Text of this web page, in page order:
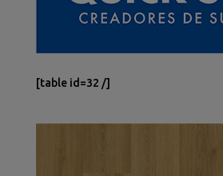
[table id=32 /]